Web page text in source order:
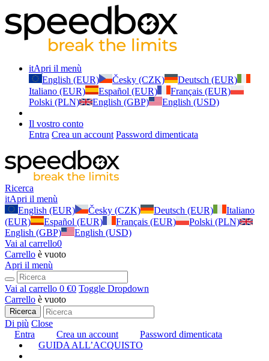
itApri il menù
English (EUR)
Česky (CZK)
Deutsch (EUR)
Italiano (EUR)
Español (EUR)
Français (EUR)
Polski (PLN)
English (GBP) English (USD)
Il vostro conto
Entra Crea un account Password dimenticata
Ricerca
itApri il menù
English (EUR)
Česky (CZK) Deutsch (EUR)
Italiano
(EUR)
Español (EUR) Français (EUR)
Polski (PLN)
English (GBP)
English (USD)
Vai al carrello0
Carrello è vuoto
Apri il menù
Vai al carrello 0 €0 Toggle Dropdown
Carrello è vuoto
Ricerca
Di più Close
Entra
Crea un account
Password dimenticata
GUIDA ALL’ACQUISTO